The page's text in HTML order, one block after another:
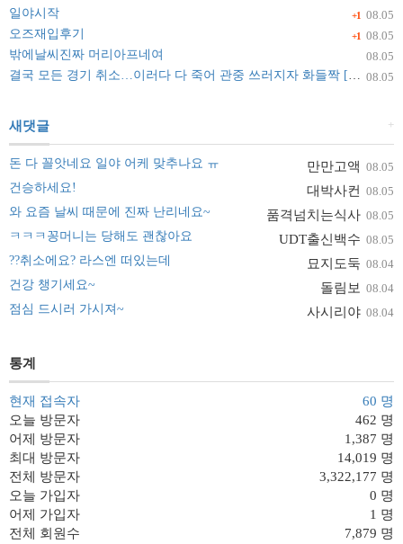
+1 08.05
일야시작
+1 08.05
오즈재입후기
08.05
밖에날씨진짜 머리아프네여
08.05
결국 모든 경기 취소…이러다 다 죽어 관중 쓰러지자 화들짝 [자막뉴스]
+
새댓글
만만고액 08.05
돈 다 꼴앗네요 일야 어케 맞추나요 ㅠ
대박사컨 08.05
건승하세요!
품격넘치는식사 08.05
와 요즘 날씨 때문에 진짜 난리네요~
UDT출신백수 08.05
ㅋㅋㅋ꽁머니는 당해도 괜찮아요
묘지도둑 08.04
??취소에요? 라스엔 떠있는데
돌림보 08.04
건강 챙기세요~
사시리야 08.04
점심 드시러 가시져~
통계
현재 접속자
60 명
오늘 방문자
462 명
어제 방문자
1,387 명
최대 방문자
14,019 명
전체 방문자
3,322,177 명
오늘 가입자
0 명
어제 가입자
1 명
전체 회원수
7,879 명